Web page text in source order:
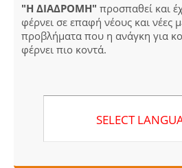
"Η ΔΙΑΔΡΟΜΗ" προσπαθεί και
φέρνει σε επαφή νέους και νέες
προβλήματα που η ανάγκη για
φέρνει πιο κοντά.
SELECT